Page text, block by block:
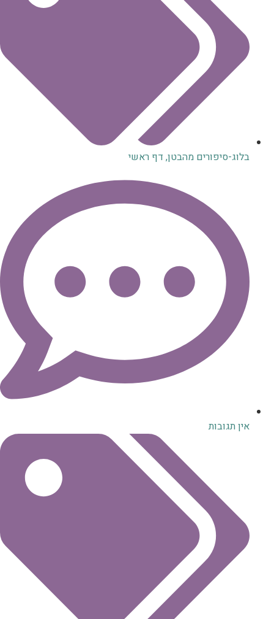
בלוג-סיפורים מהבטן, דף ראשי
אין תגובות